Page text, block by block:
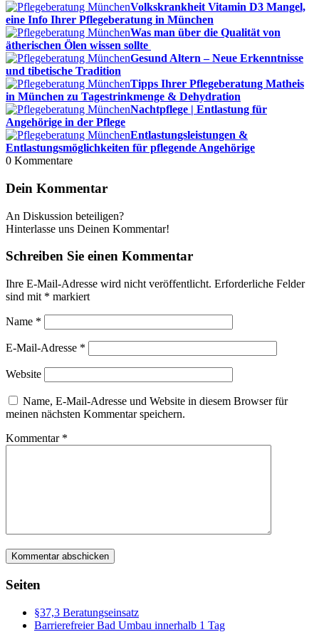
Volkskrankheit Vitamin D3 Mangel,
eine Info Ihrer Pflegeberatung in München
Was man über die Qualität von
ätherischen Ölen wissen sollte
Gesund Altern – Neue Erkenntnisse
und tibetische Tradition
Tipps Ihrer Pflegeberatung Matheis
in München zu Tagestrinkmenge & Dehydration
Nachtpflege | Entlastung für
Angehörige in der Pflege
Entlastungsleistungen &
Entlastungsmöglichkeiten für pflegende Angehörige
0 Kommentare
Dein Kommentar
An Diskussion beteiligen?
Hinterlasse uns Deinen Kommentar!
Schreiben Sie einen Kommentar
Ihre E-Mail-Adresse wird nicht veröffentlicht. Erforderliche Felder
sind mit * markiert
Name *
E-Mail-Adresse *
Website
Name, E-Mail-Adresse und Website in diesem Browser für
meinen nächsten Kommentar speichern.
Kommentar *
Seiten
§37,3 Beratungseinsatz
Barrierefreier Bad Umbau innerhalb 1 Tag